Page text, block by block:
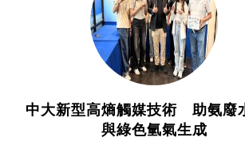
中大新型高熵觸媒技術 助氨廢
與綠色氫氣生成